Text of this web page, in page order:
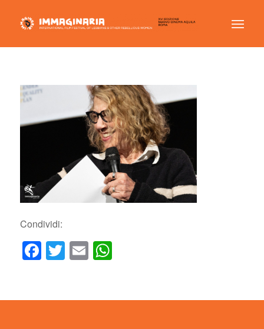
Condividi:
Facebook
Twitter
EmailWhatsApp